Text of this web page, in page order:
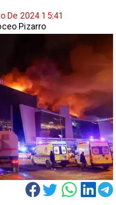
De 2024 15:41
Pizarro